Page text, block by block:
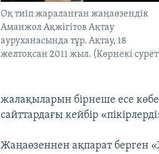
Оқ тиіп жараланған жаңаөзендік
Аманжол Ақжігітов Ақтау
ауруханасында тұр. Ақтау, 18
желтоқсан 2011 жыл. (Көрнекі
жалақыларын бірнеше есе
сайттардағы кейбір
Жаңаөзеннен ақпарат берген